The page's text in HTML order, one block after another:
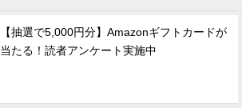
【抽選で5,000円分】Amazonギフトカードが
当たる！読者アンケート実施中